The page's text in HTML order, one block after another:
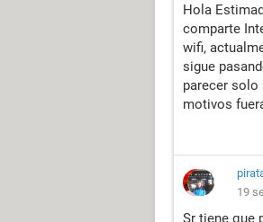
Hola
comparte
wifi,
sigue
parecer solo
motivos
19
Sr tiene que